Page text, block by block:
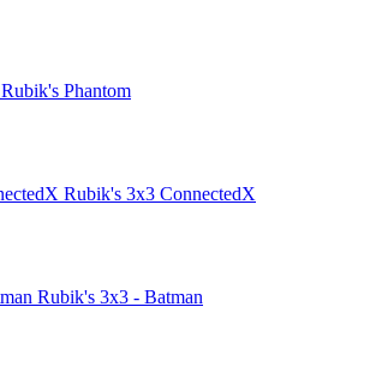
Rubik's Phantom
Rubik's 3x3 ConnectedX
Rubik's 3x3 - Batman